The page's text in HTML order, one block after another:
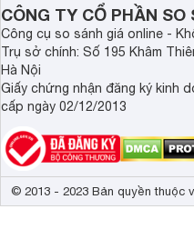
CÔNG TY CỔ PHẦN SO
Công cụ so sánh giá online -
Trụ sở chính: Số 195 Khâm
Hà Nội
Giấy chứng nhận đăng ký kinh
cấp ngày 02/12/2013
© 2013 - 2023 Bản quyền thuộc